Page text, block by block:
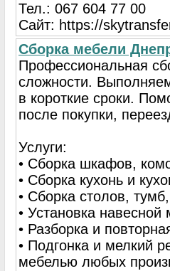
Тел.: 067 604 77 00
Сайт: https://
Сбopка мебели
Пpoфессиональная
сложности.
в короткие сроки.
после покупки,
Услуги:
• Сборка шкафов,
• Сборка кухонь и
• Сборка столов,
• Установка
• Разборка и
• Подгонка и мелкий
мебелью любых